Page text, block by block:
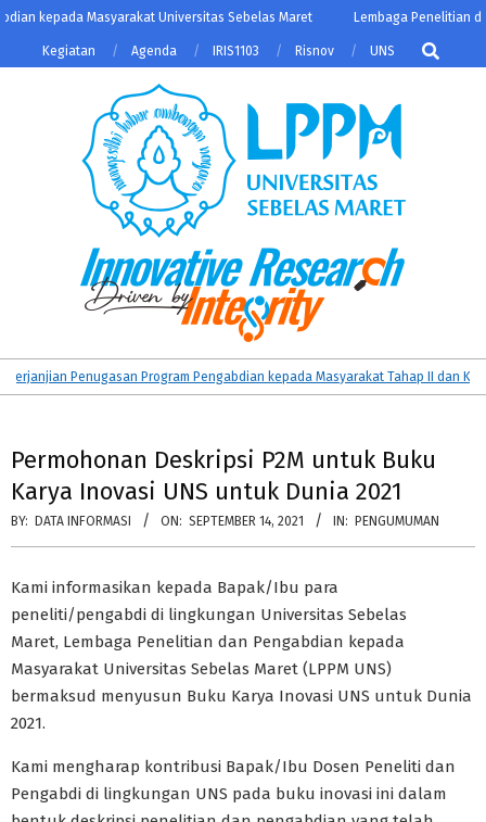
Skip
content
kepada Masyarakat Universitas Sebelas Maret Lembaga Penelitian
Kegiatan Agenda IRIS1103 Risnov UNS
Search
LPPM
UNS
Primary
Navigation
Penugasan Program Pengabdian kepada Masyarakat Tahap II dan
Permohonan Deskripsi P2M untuk Buku
Karya Inovasi UNS untuk Dunia 2021
BY: DATA INFORMASI ON: SEPTEMBER 14, 2021 IN: PENGUMUMAN
Kami informasikan kepada Bapak/Ibu para
peneliti/pengabdi di lingkungan Universitas Sebelas
Maret, Lembaga Penelitian dan Pengabdian kepada
Masyarakat Universitas Sebelas Maret (LPPM UNS)
bermaksud menyusun Buku Karya Inovasi UNS untuk Dunia
2021.
Kami mengharap kontribusi Bapak/Ibu Dosen Peneliti dan
Pengabdi di lingkungan UNS pada buku inovasi ini dalam